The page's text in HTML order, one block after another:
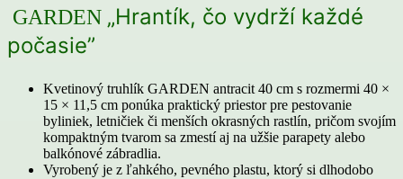
GARDEN „Hrantík, čo vydrží každé
počasie”
Kvetinový truhlík GARDEN antracit 40 cm s rozmermi 40 ×
15 × 11,5 cm ponúka praktický priestor pre pestovanie
byliniek, letničiek či menších okrasných rastlín, pričom svojím
kompaktným tvarom sa zmestí aj na užšie parapety alebo
balkónové zábradlia.
Vyrobený je z ľahkého, pevného plastu, ktorý si dlhodobo